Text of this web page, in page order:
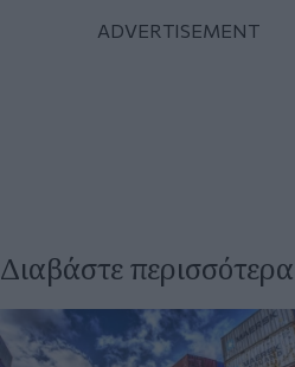
Διαβάστε περισσότερα